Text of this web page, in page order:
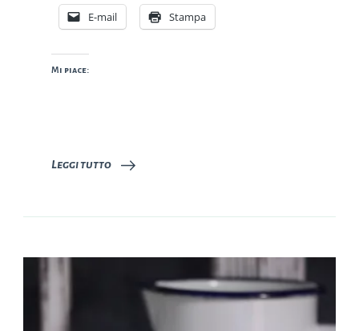
E-mail Stampa
Mi piace:
Leggi tutto